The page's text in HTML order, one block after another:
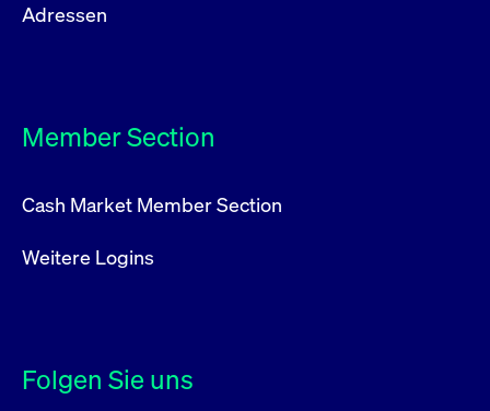
Adressen
Member Section
Cash Market Member Section
Weitere Logins
Folgen Sie uns